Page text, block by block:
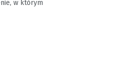
w którym